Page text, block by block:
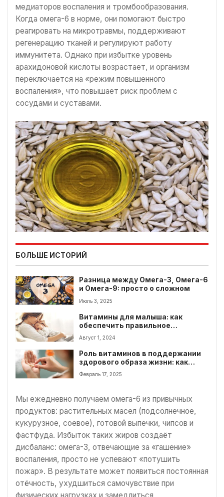
медиаторов воспаления и тромбообразования.
Когда омега-6 в норме, они помогают быстро
реагировать на микротравмы, поддерживают
регенерацию тканей и регулируют работу
иммунитета. Однако при избытке уровень
арахидоновой кислоты возрастает, и организм
переключается на «режим повышенного
воспаления», что повышает риск проблем с
сосудами и суставами.
БОЛЬШЕ ИСТОРИЙ
Разница между Омега-3, Омега-6
и Омега-9: просто о сложном
Июль 3, 2025
Витамины для малыша: как
обеспечить правильное
развитие?
Август 1, 2024
Роль витаминов в поддержании
здорового образа жизни: как
найти баланс
Февраль 17, 2025
Мы ежедневно получаем омега-6 из привычных
продуктов: растительных масел (подсолнечное,
кукурузное, соевое), готовой выпечки, чипсов и
фастфуда. Избыток таких жиров создаёт
дисбаланс: омега-3, отвечающие за «гашение»
воспаления, просто не успевают «потушить
пожар». В результате может появиться постоянная
отёчность, ухудшиться самочувствие при